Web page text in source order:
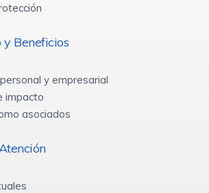
y Beneficios
y empresarial
impacto
asociados